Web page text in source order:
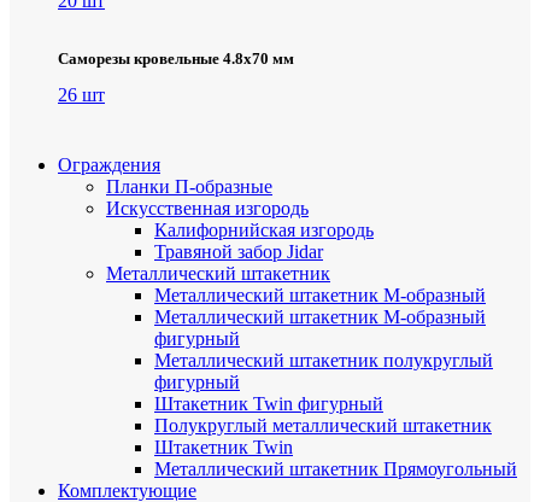
Саморезы кровельные 4.8х70 мм
26 шт
Ограждения
Планки П-образные
Искусственная изгородь
Калифорнийская изгородь
Травяной забор Jidar
Металлический штакетник
Металлический штакетник М-образный
Металлический штакетник М-образный
фигурный
Металлический штакетник полукруглый
фигурный
Штакетник Twin фигурный
Полукруглый металлический штакетник
Штакетник Twin
Металлический штакетник Прямоугольный
Комплектующие